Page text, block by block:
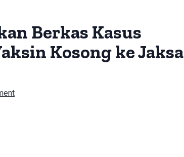
Berkas Kasus
Kosong ke Jaksa